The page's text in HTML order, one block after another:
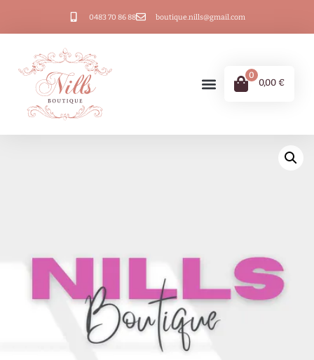
0483 70 86 88 boutique.nills@gmail.com
0
0,00 €